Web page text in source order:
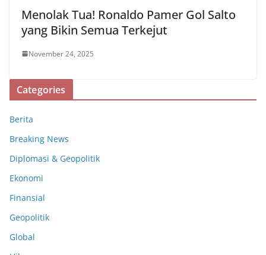
Menolak Tua! Ronaldo Pamer Gol Salto
yang Bikin Semua Terkejut
November 24, 2025
Categories
Berita
Breaking News
Diplomasi & Geopolitik
Ekonomi
Finansial
Geopolitik
Global